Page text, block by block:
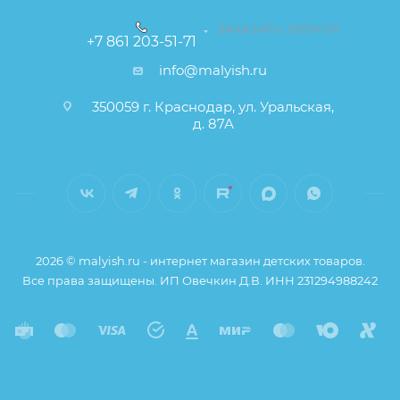
+7 861 203-51-71
ЗАКАЗАТЬ ЗВОНОК
info@malyish.ru
350059 г. Краснодар, ул. Уральская,
д. 87А
2026 © malyish.ru - интернет магазин детских товаров.
Все права защищены. ИП Овечкин Д.В. ИНН 231294988242